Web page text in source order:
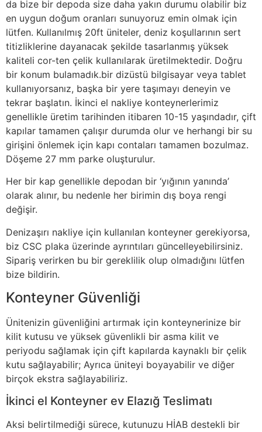
da bize bir depoda size daha yakın durumu olabilir biz
en uygun doğum oranları sunuyoruz emin olmak için
lütfen. Kullanılmış 20ft üniteler, deniz koşullarının sert
titizliklerine dayanacak şekilde tasarlanmış yüksek
kaliteli cor-ten çelik kullanılarak üretilmektedir. Doğru
bir konum bulamadık.bir dizüstü bilgisayar veya tablet
kullanıyorsanız, başka bir yere taşımayı deneyin ve
tekrar başlatın. İkinci el nakliye konteynerlerimiz
genellikle üretim tarihinden itibaren 10-15 yaşındadır, çift
kapılar tamamen çalışır durumda olur ve herhangi bir su
girişini önlemek için kapı contaları tamamen bozulmaz.
Döşeme 27 mm parke oluşturulur.
Her bir kap genellikle depodan bir ‘yığının yanında’
olarak alınır, bu nedenle her birimin dış boya rengi
değişir.
Denizaşırı nakliye için kullanılan konteyner gerekiyorsa,
biz CSC plaka üzerinde ayrıntıları güncelleyebilirsiniz.
Sipariş verirken bu bir gereklilik olup olmadığını lütfen
bize bildirin.
Konteyner Güvenliği
Ünitenizin güvenliğini artırmak için konteynerinize bir
kilit kutusu ve yüksek güvenlikli bir asma kilit ve
periyodu sağlamak için çift kapılarda kaynaklı bir çelik
kutu sağlayabilir; Ayrıca üniteyi boyayabilir ve diğer
birçok ekstra sağlayabiliriz.
İkinci el Konteyner ev Elazığ Teslimatı
Aksi belirtilmediği sürece, kutunuzu HİAB destekli bir